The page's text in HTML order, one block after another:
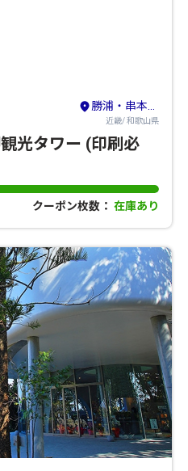
勝浦・串本・すさみ
近畿/ 和歌山県
光タワー (印刷必
クーポン枚数： 在庫あり